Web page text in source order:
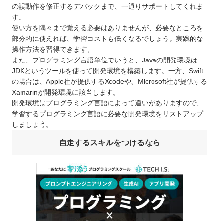
の誤動作を修正するデバックまで、一通りサポートしてくれま
す。
使い方を隅々まで覚える必要はありませんが、必要なところを
部分的に使えれば、学習コストも低くなるでしょう。実践的な
操作方法を習得できます。
また、プログラミング言語単位でいうと、Javaの開発環境は
JDKというツールを使って開発環境を構築します。一方、Swift
の場合は、Apple社が提供するXcodeや、Microsoft社が提供する
Xamarinが開発環境に該当します。
開発環境はプログラミング言語によって違いがありますので、
学習するプログラミング言語に必要な開発環境をリストアップ
しましょう。
自走するスキルをつけるなら